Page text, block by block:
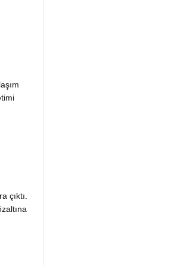
çıktı.